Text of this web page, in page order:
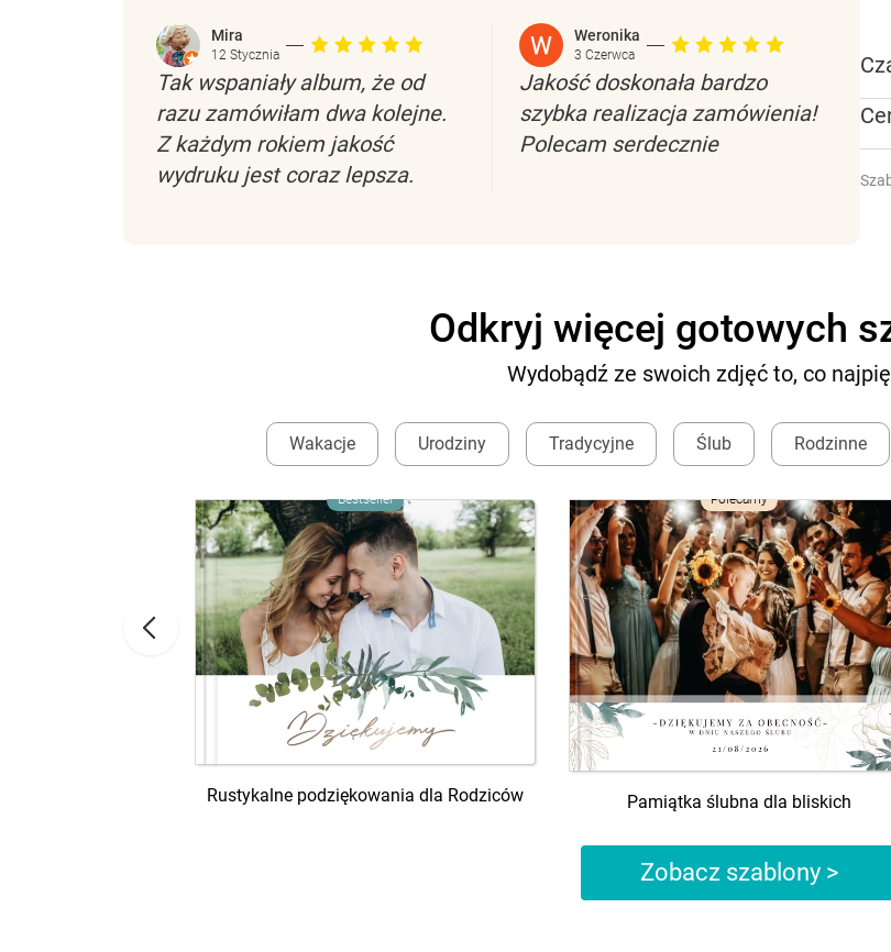
Mira
12 Stycznia
Tak wspaniały album, że od
razu zamówiłam dwa kolejne.
Z każdym rokiem jakość
wydruku jest coraz lepsza.
Weronika
3 Czerwca
Jakość doskonała bardzo
szybka realizacja zamówienia!
Polecam serdecznie
Odkryj więcej gotowych
Wydobądź ze swoich zdjęć to, co
Wakacje Urodziny Tradycyjne Ślub Rodzinne
Bestseller
Rustykalne podziękowania dla Rodziców
Polecamy
Pamiątka ślubna dla bliskich
Zobacz szablony >